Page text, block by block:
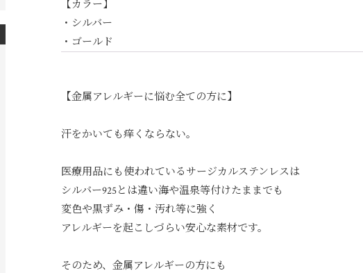
【カラー】
・シルバー
・ゴールド
【金属アレルギーに悩む全ての方に】
汗をかいても痒くならない。
医療用品にも使われているサージカルステンレスは
シルバー925とは違い海や温泉等付けたままでも
変色や黒ずみ・傷・汚れ等に強く
アレルギーを起こしづらい安心な素材です。
そのため、金属アレルギーの方にも